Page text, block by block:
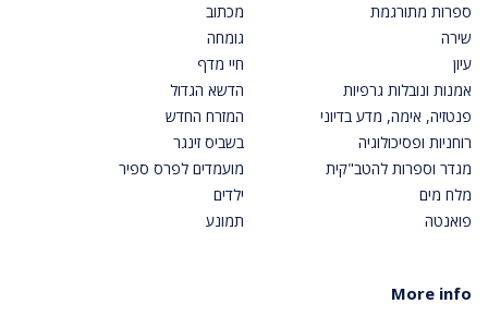
ספרות מתורגמת
שירה
עיון
אמנות ונובלות גרפיות
פנטזיה, אימה, מדע בדיוני
רוחניות ופסיכולוגיה
מגדר וספרות להטב"קית
מלח מים
פואנטה
מכתוב
גומחה
חיי מדף
הדשא הגדול
המזרח החדש
בשביס זינגר
מועמדים לפרס ספיר
ילדים
תמונע
More info